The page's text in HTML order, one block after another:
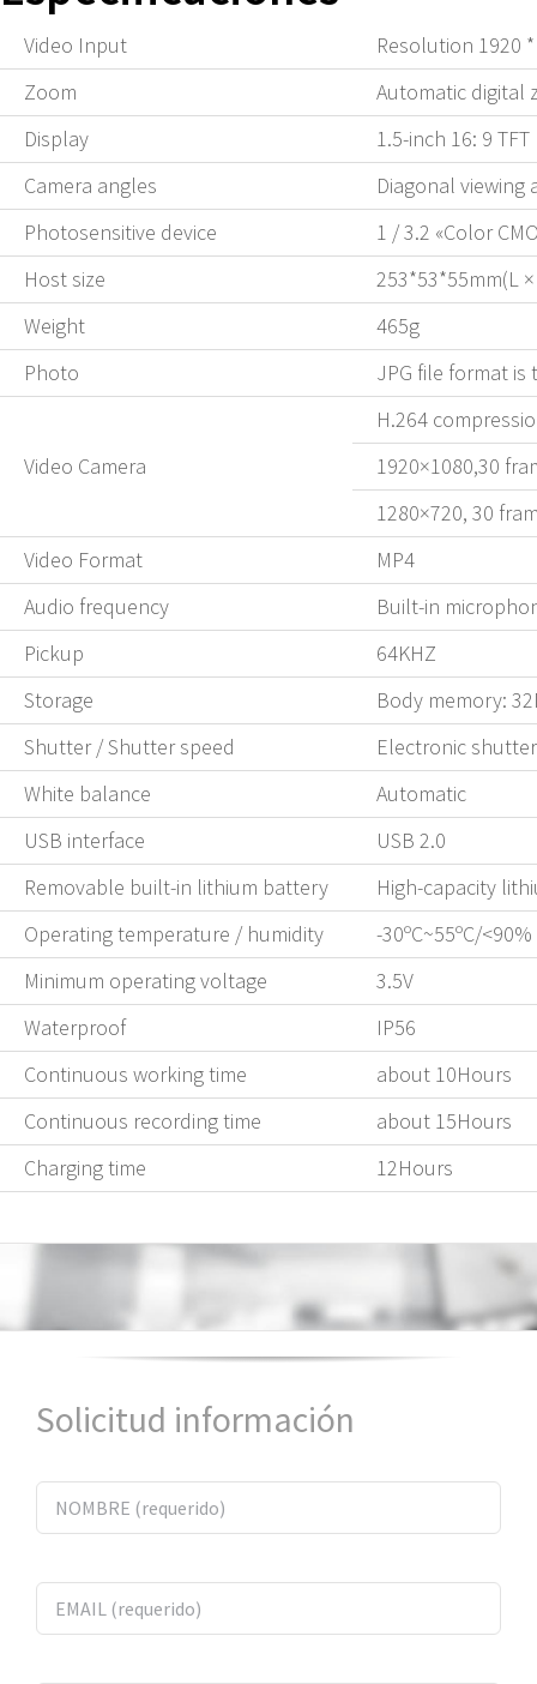
Video Input
Resolution 1920
Zoom
Automatic digital
Display
1.5-inch 16: 9
Camera angles
Diagonal viewing
Photosensitive device
1 / 3.2 «Color
Host size
253*53*55mm(L
Weight
465g
Photo
JPG file format
Video Camera
H.264
1920×1080,30
1280×720, 30
Video Format
MP4
Audio frequency
Built-in
Pickup
64KHZ
Storage
Body memory:
Shutter / Shutter speed
Electronic
White balance
Automatic
USB interface
USB 2.0
Removable built-in lithium battery
High-capacity
Operating temperature / humidity
-30ºC~55ºC/<90%
Minimum operating voltage
3.5V
Waterproof
IP56
Continuous working time
about 10Hours
Continuous recording time
about 15Hours
Charging time
12Hours
Solicitud información